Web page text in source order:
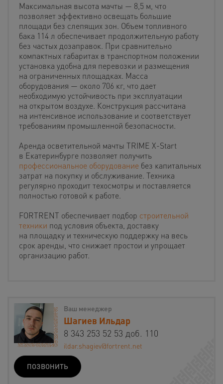
Максимальная высота мачты — 8,5 м, что
позволяет эффективно освещать большие
площади без слепящих зон. Объем топливного
бака 114 л обеспечивает продолжительную работу
без частых дозаправок. При сравнительно
компактных габаритах в транспортном положении
установка удобна для перевозки и размещения
на ограниченных площадках. Масса
оборудования — около 706 кг, что дает
необходимую устойчивость при эксплуатации
на открытом воздухе. Конструкция рассчитана
на интенсивное использование и соответствует
требованиям промышленной безопасности.
Аренда осветительной мачты TRIME X-Start
в Екатеринбурге позволяет получить
профессиональное оборудование без капитальных
затрат на покупку и обслуживание. Техника
регулярно проходит техосмотры и поставляется
полностью готовой к работе.
FORTRENT обеспечивает подбор строительной
техники под условия объекта, доставку
на площадку и техническую поддержку на весь
срок аренды, что снижает простои и упрощает
организацию работ.
Ваш менеджер
Шагиев Ильдар
8 343 253 52 53 доб. 110
ildar.shagiev@fortrent.net
ПОЗВОНИТЬ